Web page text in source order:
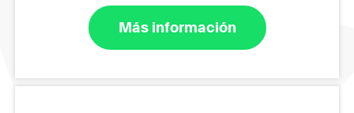
Más información